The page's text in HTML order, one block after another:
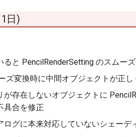
日)
と PencilRenderSetting のスムー
ズ変換時に中間オブジェクトが正
が存在しないオブジェクトに
具合を修正
ログに本来対応していないシェー